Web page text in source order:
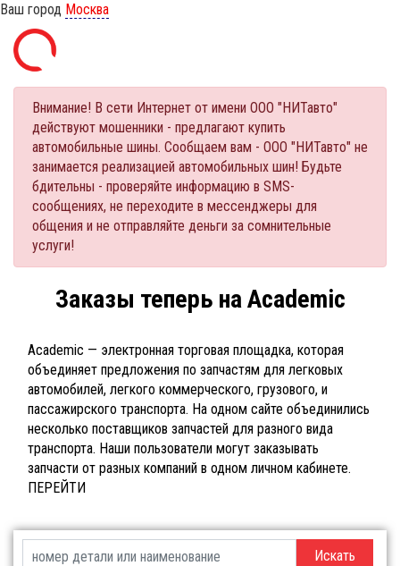
Ваш город Москва
Внимание! В сети Интернет от имени ООО "НИТавто"
действуют мошенники - предлагают купить
автомобильные шины. Сообщаем вам - ООО "НИТавто" не
занимается реализацией автомобильных шин! Будьте
бдительны - проверяйте информацию в SMS-
сообщениях, не переходите в мессенджеры для
общения и не отправляйте деньги за сомнительные
услуги!
Заказы теперь на Academic
Academic — электронная торговая площадка, которая
объединяет предложения по запчастям для легковых
автомобилей, легкого коммерческого, грузового, и
пассажирского транспорта. На одном сайте объединились
несколько поставщиков запчастей для разного вида
транспорта. Наши пользователи могут заказывать
запчасти от разных компаний в одном личном кабинете.
ПЕРЕЙТИ
Искать